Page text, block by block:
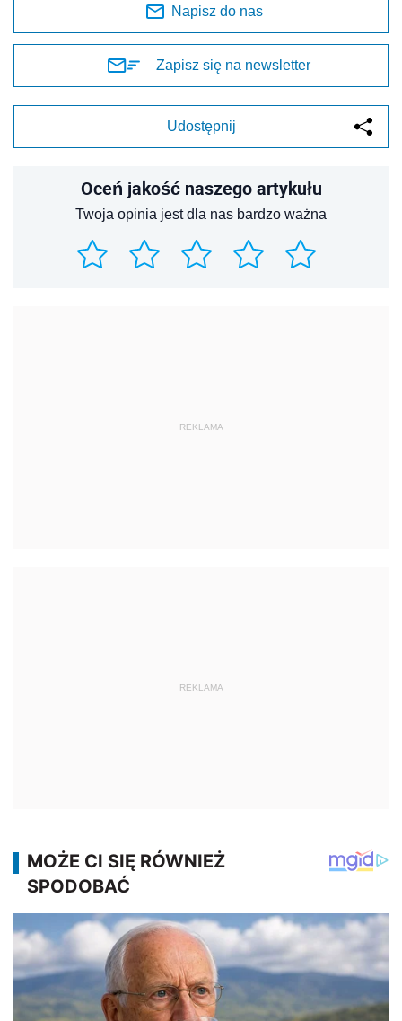
Napisz do nas
Zapisz się na newsletter
Udostępnij
Oceń jakość naszego artykułu
Twoja opinia jest dla nas bardzo ważna
REKLAMA
REKLAMA